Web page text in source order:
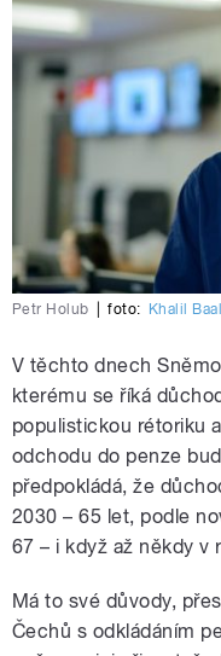
Petr Holub foto: Khalil
V těchto dnech
kterému se říká
populistickou rétoriku
odchodu do penze
předpokládá, že
2030 – 65 let, podle
67 – i když až někdy v
Má to své důvody,
Čechů s odkládáním